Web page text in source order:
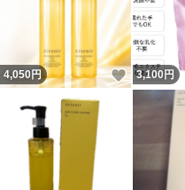
4,050円 いいね！
3,100 円